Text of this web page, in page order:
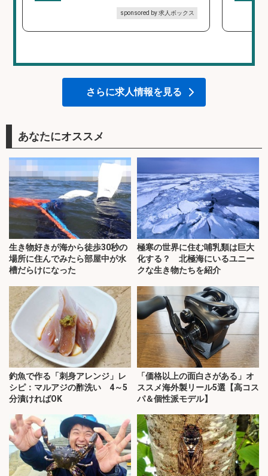
sponsored by 求人ボックス
さらに求人情報を見る
あなたにオススメ
生き物好きが海から徒歩30秒の
場所に住んでみたら部屋中が水
槽だらけになった
極寒の世界に住む哺乳類は巨大
化する？ 北極海にいるユニー
クな生き物たちを紹介
釣魚で作る「刺身アレンジ」レ
シピ：マルアジの酢洗い 4～5
分漬ければOK
「価格以上の面白さがある」オ
ススメ海外製リール5選【高コス
パ＆個性派モデル】